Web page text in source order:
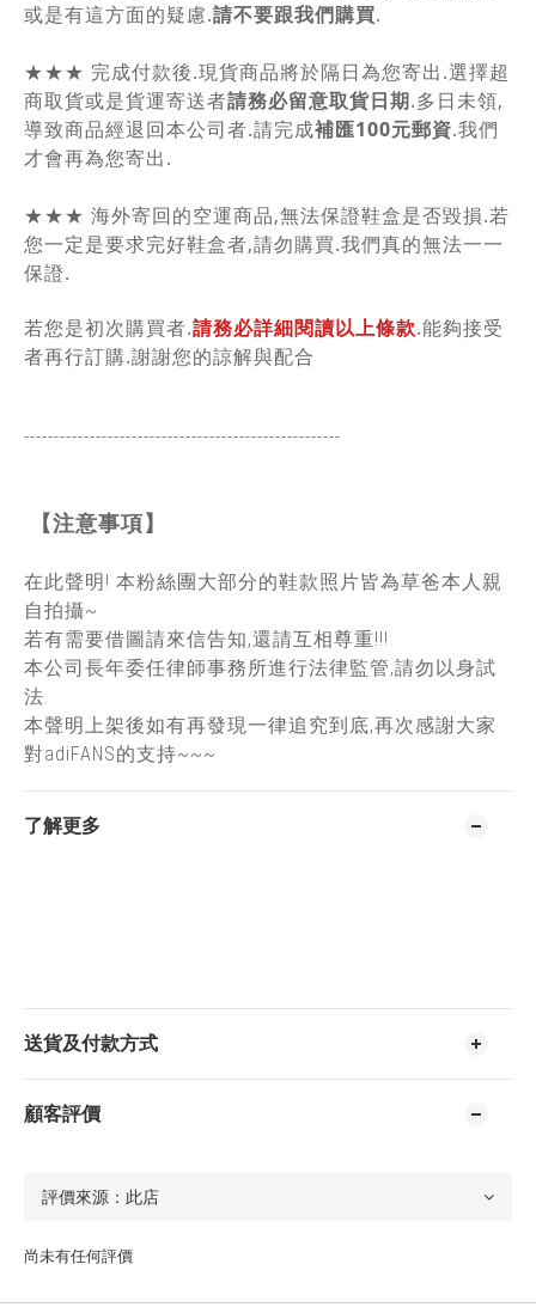
或是有這方面的疑慮.請不要跟我們購買.
★★★ 完成付款後.現貨商品將於隔日為您寄出.選擇超
商取貨或是貨運寄送者請務必留意取貨日期.多日未領,
導致商品經退回本公司者.請完成補匯100元郵資.我們
才會再為您寄出.
★★★ 海外寄回的空運商品,無法保證鞋盒是否毀損.若
您一定是要求完好鞋盒者,請勿購買.我們真的無法一一
保證.
若您是初次購買者.請務必詳細閱讀以上條款.能夠接受
者再行訂購.謝謝您的諒解與配合
-----------------------------------------------------
【注意事項】
在此聲明! 本粉絲團大部分的鞋款照片皆為草爸本人親
自拍攝~
若有需要借圖請來信告知,還請互相尊重!!!
本公司長年委任律師事務所進行法律監管,請勿以身試
法.
本聲明上架後如有再發現一律追究到底,再次感謝大家
對adiFANS的支持~~~
了解更多
送貨及付款方式
顧客評價
尚未有任何評價